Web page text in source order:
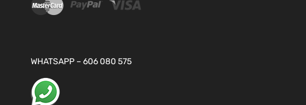
WHATSAPP – 606 080 575